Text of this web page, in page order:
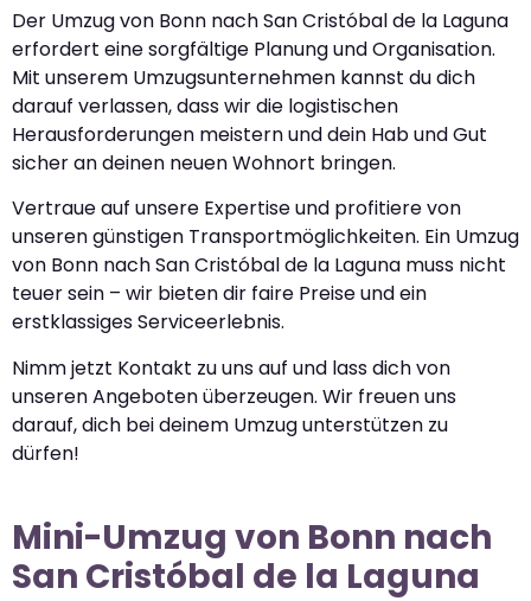
Der Umzug von Bonn nach San Cristóbal de la Laguna
erfordert eine sorgfältige Planung und Organisation.
Mit unserem Umzugsunternehmen kannst du dich
darauf verlassen, dass wir die logistischen
Herausforderungen meistern und dein Hab und Gut
sicher an deinen neuen Wohnort bringen.
Vertraue auf unsere Expertise und profitiere von
unseren günstigen Transportmöglichkeiten. Ein Umzug
von Bonn nach San Cristóbal de la Laguna muss nicht
teuer sein – wir bieten dir faire Preise und ein
erstklassiges Serviceerlebnis.
Nimm jetzt Kontakt zu uns auf und lass dich von
unseren Angeboten überzeugen. Wir freuen uns
darauf, dich bei deinem Umzug unterstützen zu
dürfen!
Mini-Umzug von Bonn nach
San Cristóbal de la Laguna